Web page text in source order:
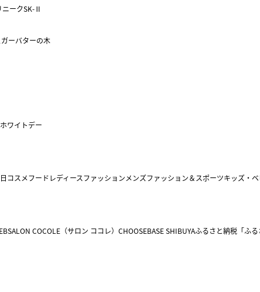
ニークSK-Ⅱ
ーバターの木
ホワイトデー
コスメフードレディースファッションメンズファッション＆スポーツキッズ・
SALON COCOLE（サロン ココレ） CHOOSEBASE SHIBUYAふるさと納税「ふる